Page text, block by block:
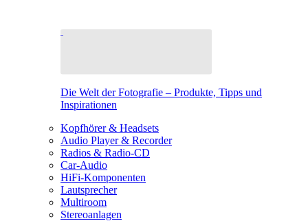
Die Welt der Fotografie – Produkte, Tipps und
Inspirationen
Kopfhörer & Headsets
Audio Player & Recorder
Radios & Radio-CD
Car-Audio
HiFi-Komponenten
Lautsprecher
Multiroom
Stereoanlagen